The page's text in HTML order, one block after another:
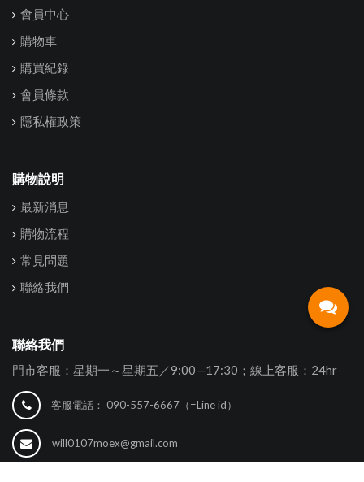
會員中心
購物車
購買紀錄
會員條款
隱私權政策
購物說明
最新消息
購物流程
常見問題
聯絡我們
聯絡我們
門市客服：星期一～星期五／9:00—17:30；線上客服：24hr
客服電話： 090-557-6667（=Line id）
will0107moex@gmail.com